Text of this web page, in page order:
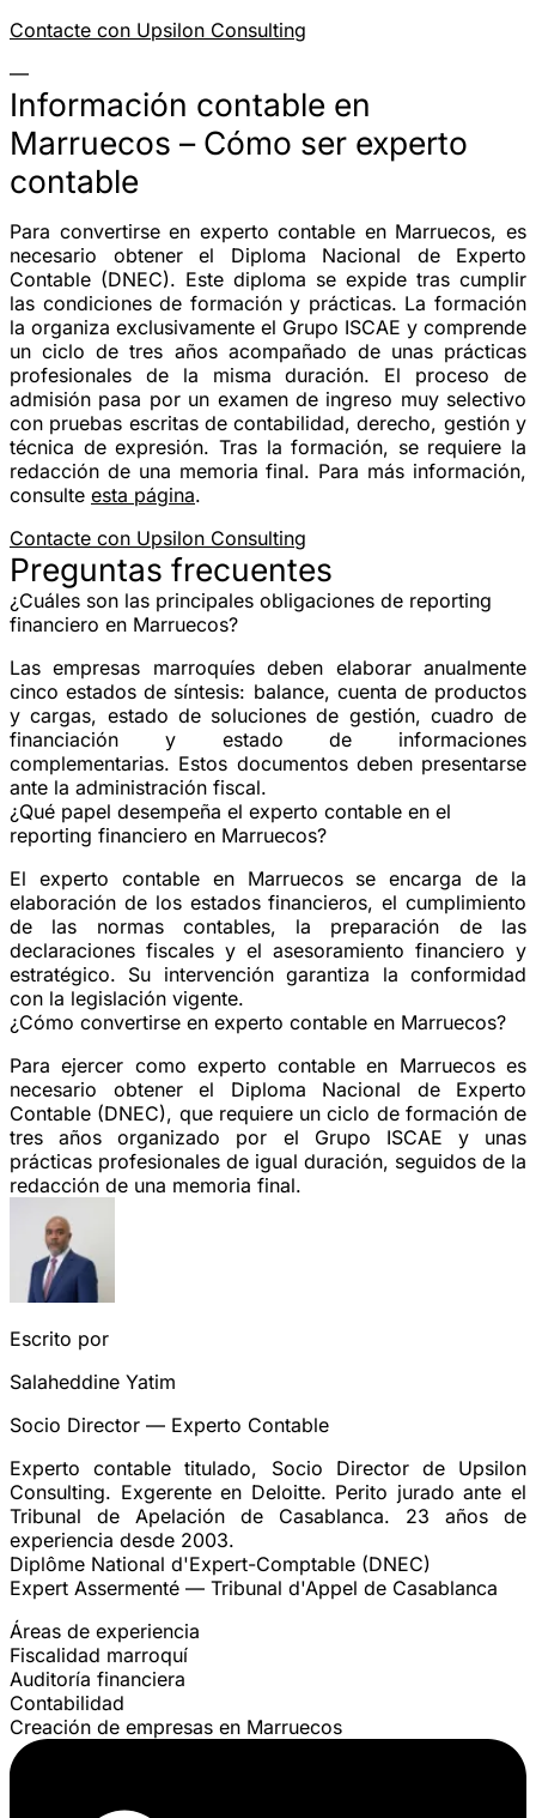
Contacte con Upsilon Consulting
—
Información contable en
Marruecos – Cómo ser experto
contable
Para convertirse en experto contable en Marruecos, es
necesario obtener el Diploma Nacional de Experto
Contable (DNEC). Este diploma se expide tras cumplir
las condiciones de formación y prácticas. La formación
la organiza exclusivamente el Grupo ISCAE y comprende
un ciclo de tres años acompañado de unas prácticas
profesionales de la misma duración. El proceso de
admisión pasa por un examen de ingreso muy selectivo
con pruebas escritas de contabilidad, derecho, gestión y
técnica de expresión. Tras la formación, se requiere la
redacción de una memoria final. Para más información,
consulte esta página.
Contacte con Upsilon Consulting
Preguntas frecuentes
¿Cuáles son las principales obligaciones de reporting
financiero en Marruecos?
Las empresas marroquíes deben elaborar anualmente
cinco estados de síntesis: balance, cuenta de productos
y cargas, estado de soluciones de gestión, cuadro de
financiación y estado de informaciones
complementarias. Estos documentos deben presentarse
ante la administración fiscal.
¿Qué papel desempeña el experto contable en el
reporting financiero en Marruecos?
El experto contable en Marruecos se encarga de la
elaboración de los estados financieros, el cumplimiento
de las normas contables, la preparación de las
declaraciones fiscales y el asesoramiento financiero y
estratégico. Su intervención garantiza la conformidad
con la legislación vigente.
¿Cómo convertirse en experto contable en Marruecos?
Para ejercer como experto contable en Marruecos es
necesario obtener el Diploma Nacional de Experto
Contable (DNEC), que requiere un ciclo de formación de
tres años organizado por el Grupo ISCAE y unas
prácticas profesionales de igual duración, seguidos de la
redacción de una memoria final.
Escrito por
Salaheddine Yatim
Socio Director — Experto Contable
Experto contable titulado, Socio Director de Upsilon
Consulting. Exgerente en Deloitte. Perito jurado ante el
Tribunal de Apelación de Casablanca. 23 años de
experiencia desde 2003.
Diplôme National d'Expert-Comptable (DNEC)
Expert Assermenté — Tribunal d'Appel de Casablanca
Áreas de experiencia
Fiscalidad marroquí
Auditoría financiera
Contabilidad
Creación de empresas en Marruecos